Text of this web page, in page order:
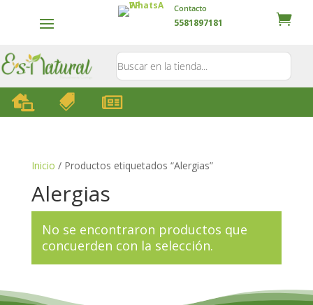
Contacto
5581897181
  
Inicio / Productos etiquetados “Alergias”
Alergias
No se encontraron productos que
concuerden con la selección.